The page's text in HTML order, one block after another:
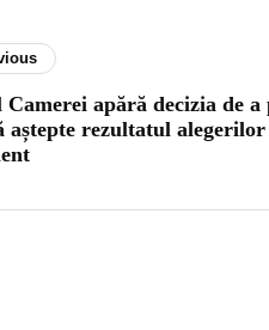
apără decizia de a
aștepte rezultatul